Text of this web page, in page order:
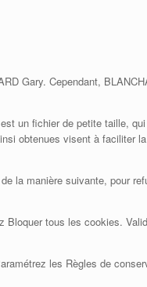
Gary. Cependant,
un fichier de petite taille,
obtenues visent à faciliter la
la manière suivante, pour
Bloquer tous les cookies.
les Règles de